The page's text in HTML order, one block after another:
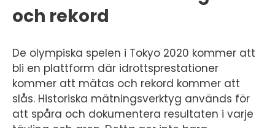
och rekord
De olympiska spelen i Tokyo 2020 kommer att
bli en plattform där idrottsprestationer
kommer att mätas och rekord kommer att
slås. Historiska mätningsverktyg används för
att spåra och dokumentera resultaten i varje